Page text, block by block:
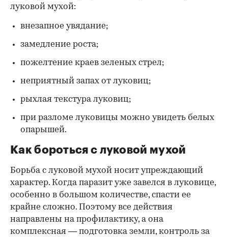
луковой мухой:
внезапное увядание;
замедление роста;
пожелтение краев зеленых стрел;
неприятный запах от луковиц;
рыхлая текстура луковиц;
при разломе луковицы можно увидеть белых
опарышей.
Как бороться с луковой мухой
Борьба с луковой мухой носит упреждающий
характер. Когда паразит уже завелся в луковице,
особенно в большом количестве, спасти ее
крайне сложно. Поэтому все действия
направлены на профилактику, а она
комплексная — подготовка земли, контроль за